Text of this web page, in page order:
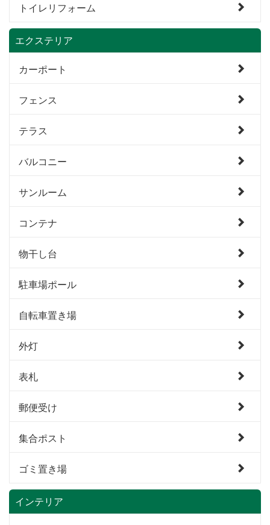
トイレリフォーム
エクステリア
カーポート
フェンス
テラス
バルコニー
サンルーム
コンテナ
物干し台
駐車場ポール
自転車置き場
外灯
表札
郵便受け
集合ポスト
ゴミ置き場
インテリア